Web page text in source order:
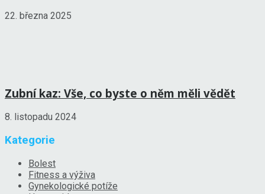
22. března 2025
Zubní kaz: Vše, co byste o něm měli vědět
8. listopadu 2024
Kategorie
Bolest
Fitness a výživa
Gynekologické potíže